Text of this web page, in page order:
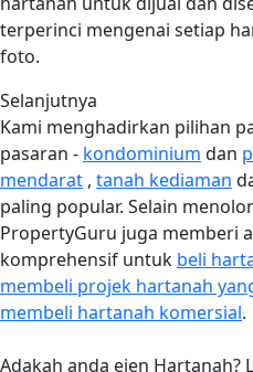
terperinci mengenai setiap
foto.
Selanjutnya
Kami menghadirkan pilihan
pasaran - kondominium dan
mendarat , tanah kediaman
paling popular. Selain
PropertyGuru juga memberi
komprehensif untuk beli
membeli projek hartanah
membeli hartanah komersial.
Adakah anda ejen Hartanah?